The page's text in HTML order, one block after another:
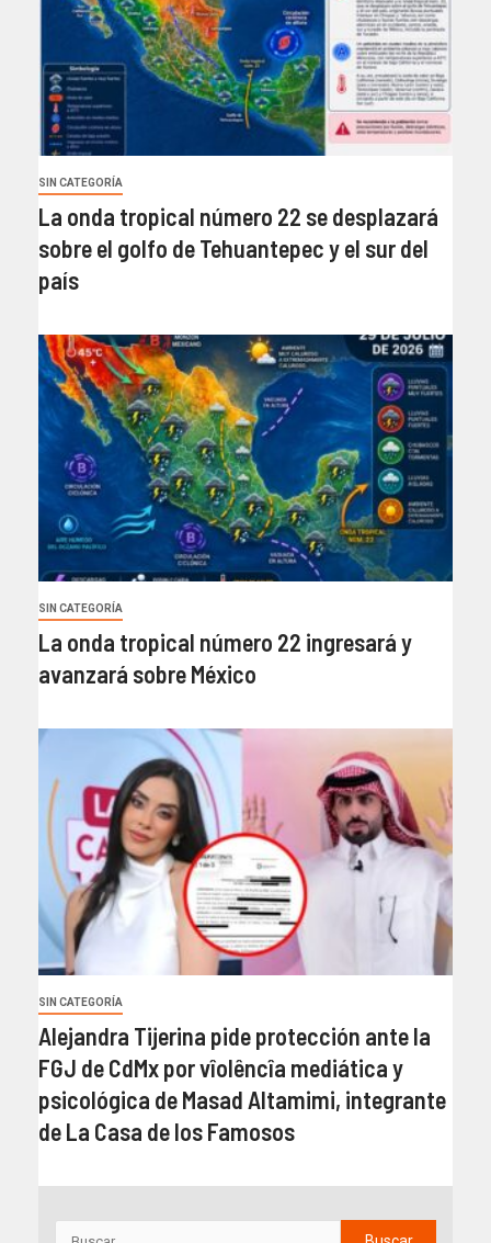
SIN CATEGORÍA
La onda tropical número 22 se desplazará
sobre el golfo de Tehuantepec y el sur del
país
SIN CATEGORÍA
La onda tropical número 22 ingresará y
avanzará sobre México
SIN CATEGORÍA
Alejandra Tijerina pide protección ante la
FGJ de CdMx por vîolêncîa mediática y
psicológica de Masad Altamimi, integrante
de La Casa de los Famosos